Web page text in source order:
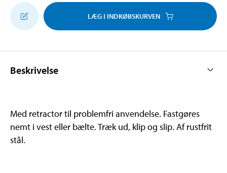
LÆG I INDKØBSKURVEN
Beskrivelse
Med retractor til problemfri anvendelse. Fastgøres
nemt i vest eller bælte. Træk ud, klip og slip. Af rustfrit
stål.